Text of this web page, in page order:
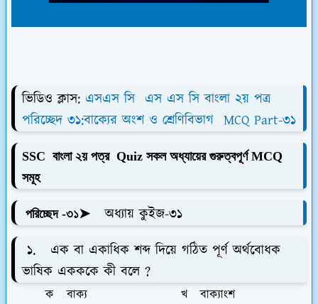
ভিডিও ক্লাস: এসএস সি এস এস সি বাংলা ২য় পত্র
পরিচ্ছেদ ৩১:বাক্যের অংশ ও শ্রেণিবিভাগ MCQ Part-৩১
SSC বাংলা ২য় পত্র Quiz সকল অধ্যায়ের গুরুত্বপূর্ণ MCQ
সমূহ
পরিচ্ছেদ -৩১➤ অধ্যায় কুইজ-৩১
১. এক বা একাধিক শব্দ দিয়ে গঠিত পূর্ণ অর্থবোধক
ভাষিক একককে কী বলে ?
ক বাক্য খ বাক্যাংশ